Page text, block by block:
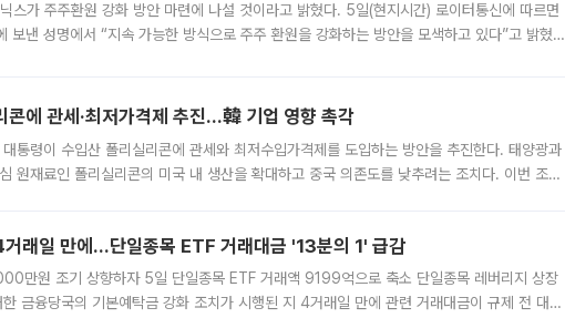
환원 강화 방안 마련에 나설 것이라고 밝혔다. 5일(현지시간) 로이터통신에 따르면
보낸 성명에서 “지속 가능한 방식으로 주주 환원을 강화하는 방안을 모색하고 있다”고 밝혔다.
콘에 관세·최저가격제 추진…韓 기업 영향 촉각
통령이 수입산 폴리실리콘에 관세와 최저수입가격제를 도입하는 방안을 추진한다. 태양광과
원재료인 폴리실리콘의 미국 내 생산을 확대하고 중국 의존도를 낮추려는 조치다. 이번 조처
거래일 만에…단일종목 ETF 거래대금 '13분의 1' 급감
만원 조기 상향하자 5일 단일종목 ETF 거래액 9199억으로 축소 단일종목 레버리지 상장
금융당국의 기본예탁금 강화 조치가 시행된 지 4거래일 만에 관련 거래대금이 규제 전 대비